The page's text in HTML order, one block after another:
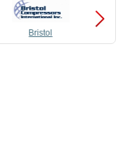
Bristol
Compressors